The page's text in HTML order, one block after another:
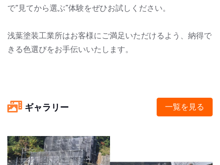
で“見てから選ぶ”体験をぜひお試しください。
浅葉塗装工業所はお客様にご満足いただけるよう、納得で
きる色選びをお手伝いいたします。
ギャラリー 一覧を見る